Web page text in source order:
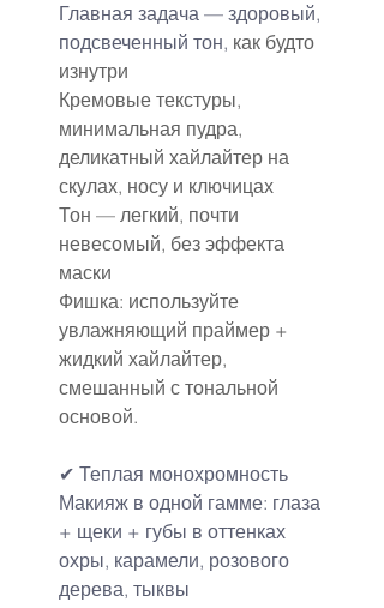
Главная задача — здоровый,
подсвеченный тон, как будто
изнутри
Кремовые текстуры,
минимальная пудра,
деликатный хайлайтер на
скулах, носу и ключицах
Тон — легкий, почти
невесомый, без эффекта
маски
Фишка: используйте
увлажняющий праймер +
жидкий хайлайтер,
смешанный с тональной
основой.
✔ Теплая монохромность
Макияж в одной гамме: глаза
+ щеки + губы в оттенках
охры, карамели, розового
дерева, тыквы